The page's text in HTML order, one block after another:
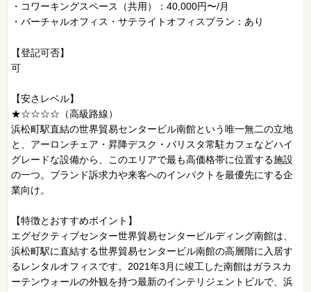
・コワーキングスペース（共用）：40,000円〜/月
・バーチャルオフィス・サテライトオフィスプラン：あり
【登記可否】
可
【安さレベル】
★☆☆☆☆（高級路線）
浜松町駅直結の世界貿易センタービル南館という唯一無二の立地
と、アーロンチェア・昇降デスク・バリスタ常駐カフェなどハイ
グレードな設備から、このエリアで最も高価格帯に位置する施設
の一つ。ブランド訴求力や来客へのインパクトを最優先にする企
業向け。
【特徴とおすすめポイント】
エグゼクティブセンター世界貿易センタービルディング南館は、
浜松町駅に直結する世界貿易センタービル南館の高層階に入居す
るレンタルオフィスです。2021年3月に竣工した南館はガラスカ
ーテンウォールの外観を持つ最新のインテリジェントビルで、浜